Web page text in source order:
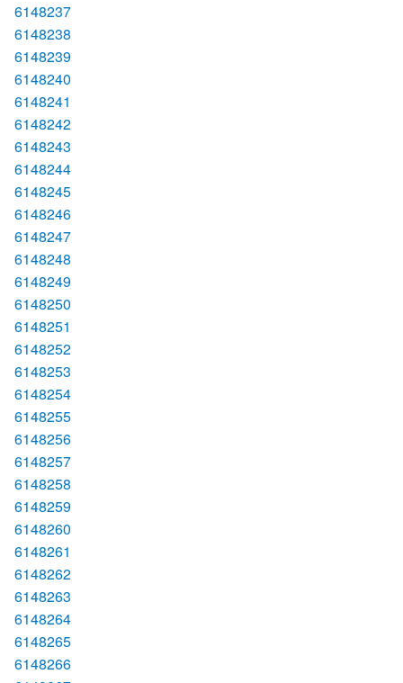
6148237
6148238
6148239
6148240
6148241
6148242
6148243
6148244
6148245
6148246
6148247
6148248
6148249
6148250
6148251
6148252
6148253
6148254
6148255
6148256
6148257
6148258
6148259
6148260
6148261
6148262
6148263
6148264
6148265
6148266